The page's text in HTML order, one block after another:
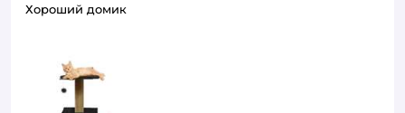
Хороший домик